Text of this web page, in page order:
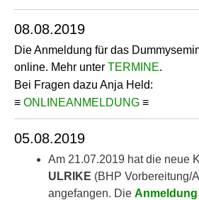
08.08.2019
Die Anmeldung für das
online. Mehr unter TERMINE.
Bei Fragen dazu Anja Held:
≡ ONLINEANMELDUNG ≡
05.08.2019
Am 21.07.2019 hat die neue
ULRIKE (BHP Vorbereitung/
angefangen. Die Anmeldung